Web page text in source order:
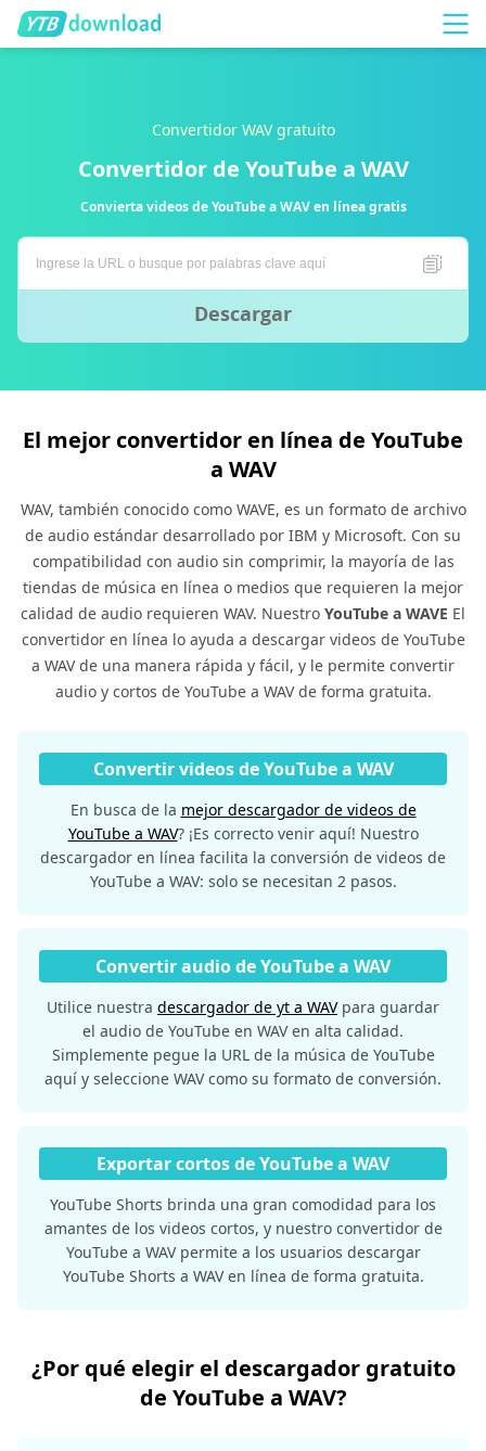
Convertidor WAV gratuito
Convertidor de YouTube a WAV
Convierta videos de YouTube a WAV en línea gratis
Descargar
El mejor convertidor en línea de YouTube
a WAV
WAV, también conocido como WAVE, es un formato de archivo
de audio estándar desarrollado por IBM y Microsoft. Con su
compatibilidad con audio sin comprimir, la mayoría de las
tiendas de música en línea o medios que requieren la mejor
calidad de audio requieren WAV. Nuestro YouTube a WAVE El
convertidor en línea lo ayuda a descargar videos de YouTube
a WAV de una manera rápida y fácil, y le permite convertir
audio y cortos de YouTube a WAV de forma gratuita.
Convertir videos de YouTube a WAV
En busca de la mejor descargador de videos de
YouTube a WAV? ¡Es correcto venir aquí! Nuestro
descargador en línea facilita la conversión de videos de
YouTube a WAV: solo se necesitan 2 pasos.
Convertir audio de YouTube a WAV
Utilice nuestra descargador de yt a WAVpara guardar
el audio de YouTube en WAV en alta calidad.
Simplemente pegue la URL de la música de YouTube
aquí y seleccione WAV como su formato de conversión.
Exportar cortos de YouTube a WAV
YouTube Shorts brinda una gran comodidad para los
amantes de los videos cortos, y nuestro convertidor de
YouTube a WAV permite a los usuarios descargar
YouTube Shorts a WAV en línea de forma gratuita.
¿Por qué elegir el descargador gratuito
de YouTube a WAV?